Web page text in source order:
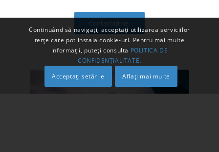
Contactaţi-ne
Continuând să navigați, acceptați utilizarea serviciilor
terțe care pot instala cookie-uri. Pentru mai multe
informații, puteți consulta POLITICA DE
CONFIDENȚIALITATE.
Acceptați setările
Aflați mai multe